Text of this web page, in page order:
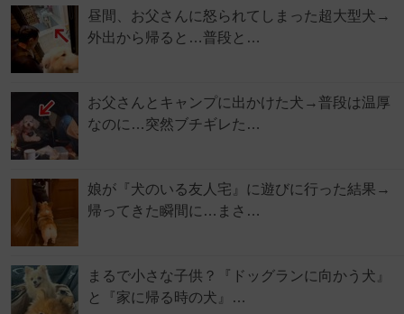
昼間、お父さんに怒られてしまった超大型犬→
外出から帰ると…普段と…
お父さんとキャンプに出かけた犬→普段は温厚
なのに…突然ブチギレた…
娘が『犬のいる友人宅』に遊びに行った結果→
帰ってきた瞬間に…まさ…
まるで小さな子供？『ドッグランに向かう犬』
と『家に帰る時の犬』…